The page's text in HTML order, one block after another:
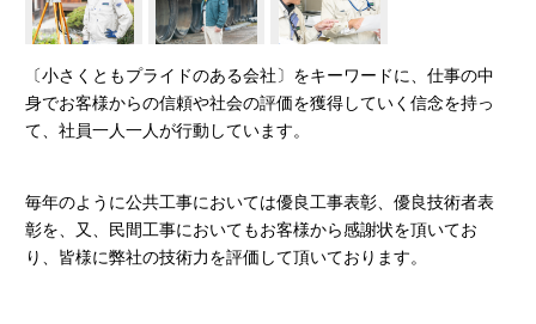
〔小さくともプライドのある会社〕をキーワードに、仕事の中
身でお客様からの信頼や社会の評価を獲得していく信念を持っ
て、社員一人一人が行動しています。
毎年のように公共工事においては優良工事表彰、優良技術者表
彰を、又、民間工事においてもお客様から感謝状を頂いてお
り、皆様に弊社の技術力を評価して頂いております。